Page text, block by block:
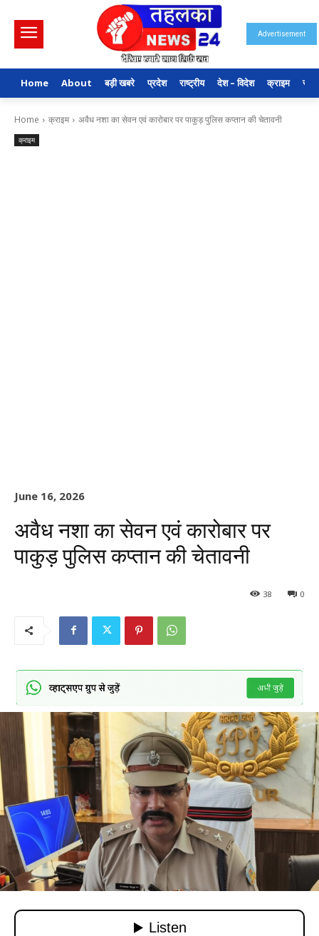
Advertisement
Home About बड़ी खबरे प्रदेश राष्ट्रीय देश – विदेश क्राइम
Home क्राइम अवैध नशा का सेवन एवं कारोबार पर पाकुड़ पुलिस कप्तान की चेतावनी
क्राइम
June 16, 2026
अवैध नशा का सेवन एवं कारोबार पर
पाकुड़ पुलिस कप्तान की चेतावनी
0
38